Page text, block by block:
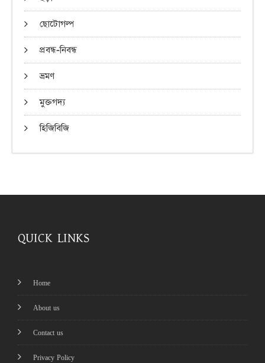
ছোটোগল্প
প্রবন্ধ-নিবন্ধ
ভ্রমণ
মুক্তগদ্য
হিজিবিজি
QUICK LINKS
Home
About us
Contact us
Privacy Policy